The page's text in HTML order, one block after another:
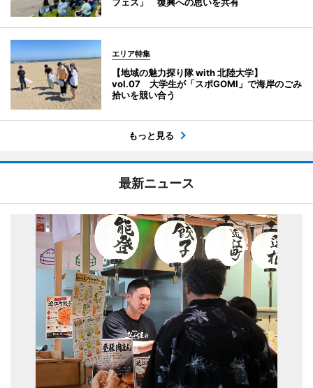
エリア特集
【地域の魅力探り隊 with 北陸大学】
vol.07 大学生が「スポGOMI」で海岸のごみ
拾いを競い合う
もっと見る
最新ニュース